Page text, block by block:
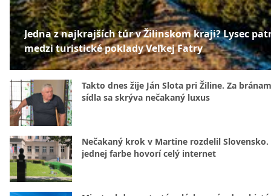
Jedna z najkrajších túr v Žilinskom kraji? Lysec
medzi turistické poklady Veľkej Fatry
Takto dnes žije Ján Slota pri Žiline. Za
sídla sa skrýva nečakaný luxus
Nečakaný krok v Martine rozdelil Slovensko.
jednej farbe hovorí celý internet